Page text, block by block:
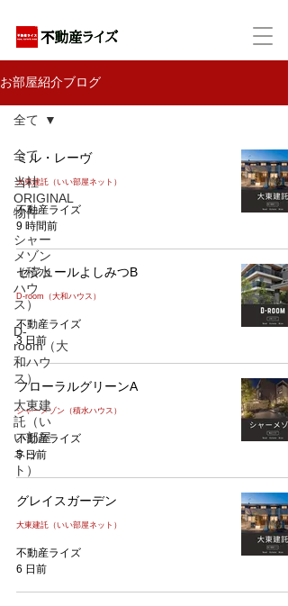
お部屋紹介ブログ
全て
当社
ORIGINAL
物件
シャー
メゾン
（積水
ハウ
ス）
D-
room（大
和ハウ
ス）
大東建
託（い
い部屋
ネッ
ト）
全て
ミル・レーヴ
大東建託（いい部屋ネット）
不動産ライズ
9 時間前
セジュールよしみつB
D-room（大和ハウス）
不動産ライズ
3 日前
フローラルグリーンA
シャーメゾン（積水ハウス）
不動産ライズ
5 日前
グレイスガーデン
大東建託（いい部屋ネット）
不動産ライズ
6 日前